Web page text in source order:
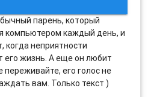
парень, который
компьютером каждый день, и
когда неприятности
его жизнь. А еще он любит
переживайте, его голос не
вам. Только текст )